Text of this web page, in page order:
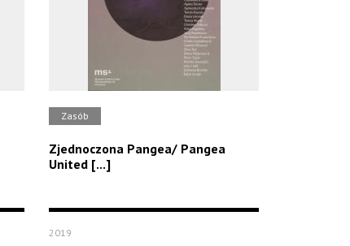
Zasób
Zjednoczona Pangea/ Pangea
United [...]
2019